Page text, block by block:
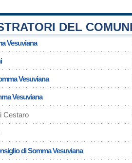
DEL
Vesuviana
Vesuviana
Vesuviana
Cestaro
di Somma Vesuviana